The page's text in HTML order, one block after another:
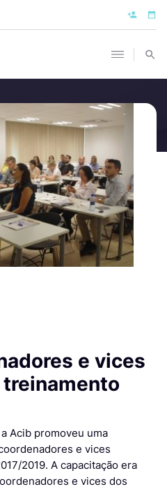
e vices
Acib promoveu uma
e vices
2019. A capacitação era
e vices dos